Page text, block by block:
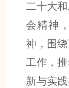
二十大
会精神，
神， 围
工作，
新与实践